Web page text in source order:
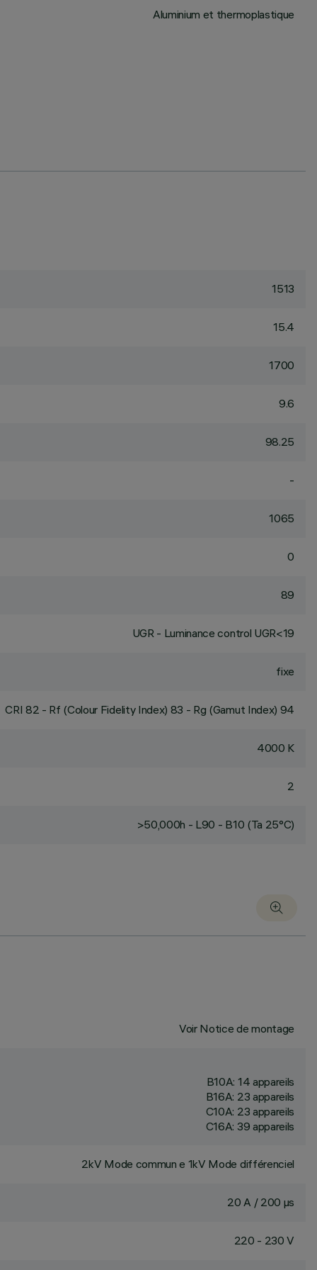
Aluminium et thermoplastique
1513
15.4
1700
9.6
98.25
-
1065
0
89
UGR - Luminance control UGR<19
fixe
CRI 82 - Rf (Colour Fidelity Index) 83 - Rg (Gamut Index) 94
4000 K
2
>50,000h - L90 - B10 (Ta 25°C)
Voir Notice de montage
B10A: 14 appareils
B16A: 23 appareils
C10A: 23 appareils
C16A: 39 appareils
2kV Mode commun e 1kV Mode différenciel
20 A / 200 µs
220 - 230 V